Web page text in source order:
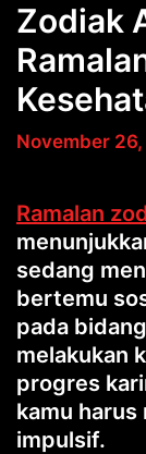
Zodiak
November
Ramalan
sedang
bertemu
pada
melakukan
progres
kamu
impulsif.